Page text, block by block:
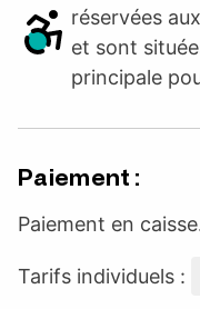
réservées
et sont
principale
Paiement :
Paiement en
Tarifs individuels :